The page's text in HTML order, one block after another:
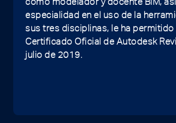
especialidad en el uso de la
sus tres disciplinas, le ha
Certificado Oficial de Autodesk
julio de 2019.